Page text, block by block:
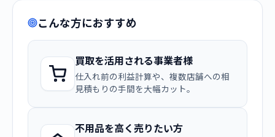
こんな方におすすめ
買取を活用される事業者様
仕入れ前の利益計算や、複数店舗への相
見積もりの手間を大幅カット。
不用品を高く売りたい方